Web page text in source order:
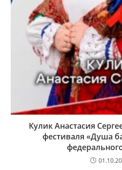
Кулик Анастасия
фестиваля «Душа